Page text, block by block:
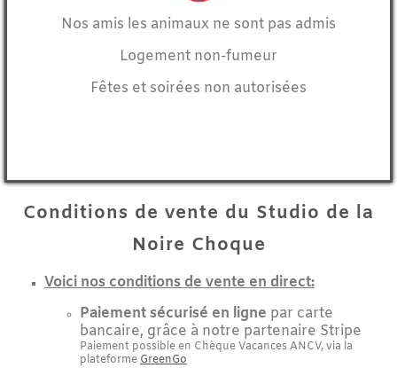
Nos amis les animaux ne sont pas admis
Logement non-fumeur
Fêtes et soirées non autorisées
Conditions de vente du Studio de la
Noire Choque
Voici nos conditions de vente en direct:
Paiement sécurisé en ligne par carte
bancaire, grâce à notre partenaire Stripe
Paiement possible en Chèque Vacances ANCV, via la
plateforme GreenGo